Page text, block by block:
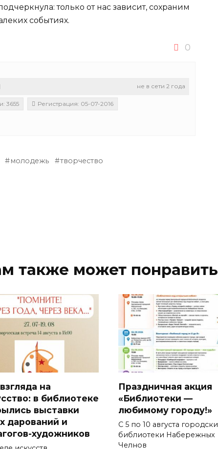
только от нас зависит, сохраним
событиях.
0
не в сети 2 года
3655 Регистрация: 05-07-2016
молодежь творчество
также может
на
в библиотеке
выставки
дарований и
художников
Праздничная акция
«Библиотеки —
любимому городу!»
С 5 по 10 августа
библиотеки Набережных
Челнов